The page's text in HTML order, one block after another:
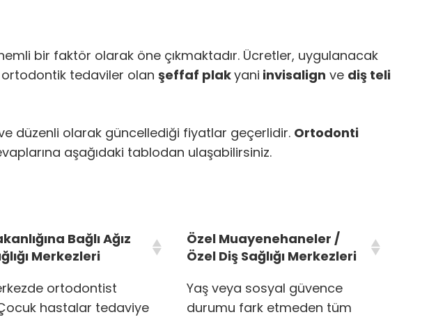
bir faktör olarak öne çıkmaktadır. Ücretler, uygulanacak
tedaviler olan şeffaf plakyani invisalign ve diş teli
ve düzenli olarak güncellediği fiyatlar geçerlidir. Ortodonti
aşağıdaki tablodan ulaşabilirsiniz.
Bağlı Ağız
Merkezleri
Özel Muayenehaneler /
Özel Diş Sağlığı Merkezleri
ortodontist
hastalar tedaviye
Yaş veya sosyal güvence
durumu fark etmeden tüm